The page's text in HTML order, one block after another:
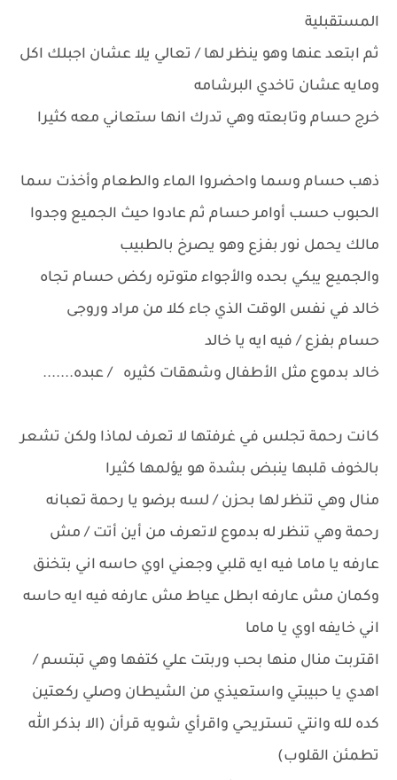
المستقبلية
ثم ابتعد عنها وهو ينظر لها / تعالي يلا عشان اجبلك اكل
ومايه عشان تاخدي البرشامه
خرج حسام وتابعته وهي تدرك انها ستعاني معه كثيرا
ذهب حسام وسما واحضروا الماء والطعام وأخذت سما
الحبوب حسب أوامر حسام ثم عادوا حيث الجميع وجدوا
مالك يحمل نور بفزع وهو يصرخ بالطبيب
والجميع يبكي بحده والأجواء متوتره ركض حسام تجاه
خالد في نفس الوقت الذي جاء كلا من مراد وروجى
حسام بفزع / فيه ايه يا خالد
خالد بدموع مثل الأطفال وشهقات كثيره / عبده.......
كانت رحمة تجلس في غرفتها لا تعرف لماذا ولكن تشعر
بالخوف قلبها ينبض بشدة هو يؤلمها كثيرا
منال وهي تنظر لها بحزن / لسه برضو يا رحمة تعبانه
رحمة وهي تنظر له بدموع لاتعرف من أين أتت / مش
عارفه يا ماما فيه ايه قلبي وجعني اوي حاسه اني بتخنق
وكمان مش عارفه ابطل عياط مش عارفه فيه ايه حاسه
اني خايفه اوي يا ماما
اقتربت منال منها بحب وربتت علي كتفها وهي تبتسم /
اهدي يا حبيبتي واستعيذي من الشيطان وصلي ركعتين
كده لله وانتي تستريحي واقرأي شويه قرأن (الا بذكر الله
تطمئن القلوب)